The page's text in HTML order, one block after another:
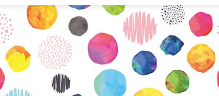
Salasana
Unohtuiko salasana?